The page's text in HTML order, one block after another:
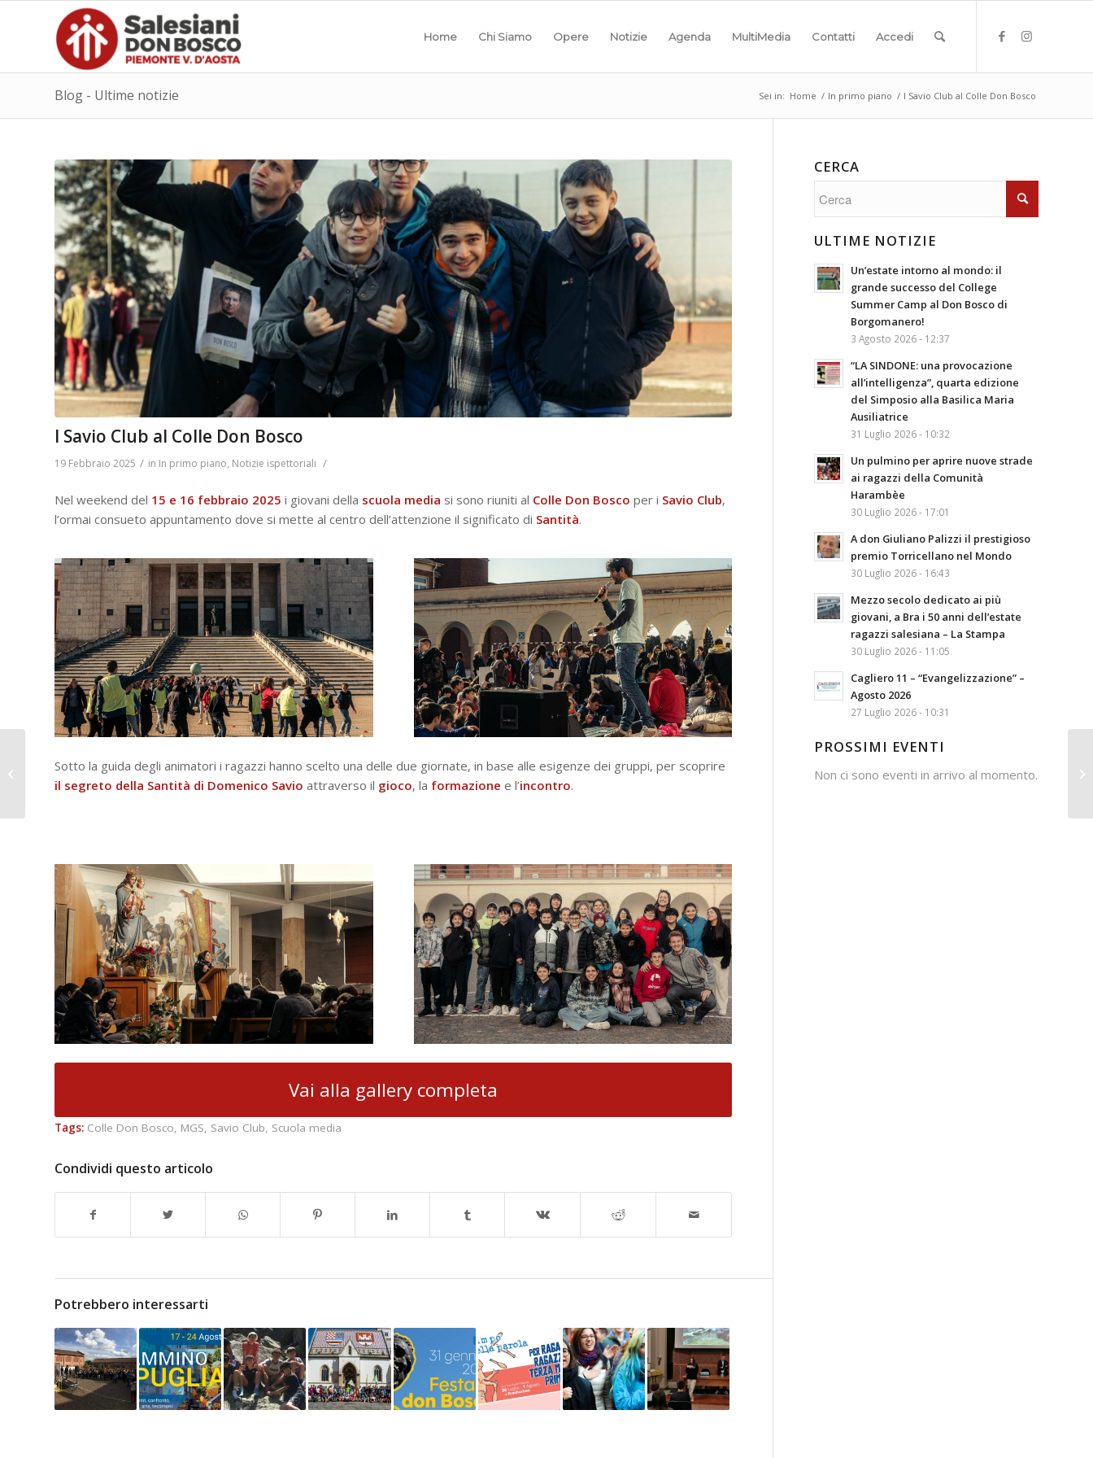
Home Chi Siamo Opere Notizie Agenda MultiMedia Contatti Accedi
Blog - Ultime notizie Sei in: Home / In primo piano / I Savio Club al Colle Don Bosco
I Savio Club al Colle Don Bosco
19 Febbraio 2025 / in In primo piano, Notizie ispettoriali /
Nel weekend del 15 e 16 febbraio 2025 i giovani della scuola media si sono riuniti al Colle Don Bosco per i Savio Club,
l’ormai consueto appuntamento dove si mette al centro dell’attenzione il significato di Santità.
Sotto la guida degli animatori i ragazzi hanno scelto una delle due giornate, in base alle esigenze dei gruppi, per scoprire
il segreto della Santità di Domenico Savio attraverso il gioco, la formazione e l’incontro.
Vai alla gallery completa
Tags: Colle Don Bosco, MGS, Savio Club, Scuola media
Condividi questo articolo
Potrebbero interessarti
CERCA
ULTIME NOTIZIE
Un’estate intorno al mondo: il
grande successo del College
Summer Camp al Don Bosco di
Borgomanero!
3 Agosto 2026 - 12:37
“LA SINDONE: una provocazione
all’intelligenza”, quarta edizione
del Simposio alla Basilica Maria
Ausiliatrice
31 Luglio 2026 - 10:32
Un pulmino per aprire nuove strade
ai ragazzi della Comunità
Harambèe
30 Luglio 2026 - 17:01
A don Giuliano Palizzi il prestigioso
premio Torricellano nel Mondo
30 Luglio 2026 - 16:43
Mezzo secolo dedicato ai più
giovani, a Bra i 50 anni dell’estate
ragazzi salesiana – La Stampa
30 Luglio 2026 - 11:05
Cagliero 11 – “Evangelizzazione” –
Agosto 2026
27 Luglio 2026 - 10:31
PROSSIMI EVENTI
Non ci sono eventi in arrivo al momento.
intervista a Ilham
Mohamed Osman dal